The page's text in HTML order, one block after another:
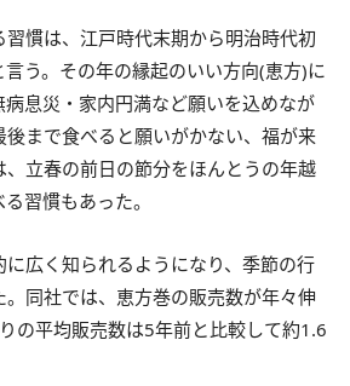
慣は、江戸時代末期から明治時代初
う。その年の縁起のいい方向(恵方)に
息災・家内円満など願いを込めなが
後まで食べると願いがかない、福が来
立春の前日の節分をほんとうの年越
習慣もあった。
広く知られるようになり、季節の行
同社では、恵方巻の販売数が年々伸
の平均販売数は5年前と比較して約1.6